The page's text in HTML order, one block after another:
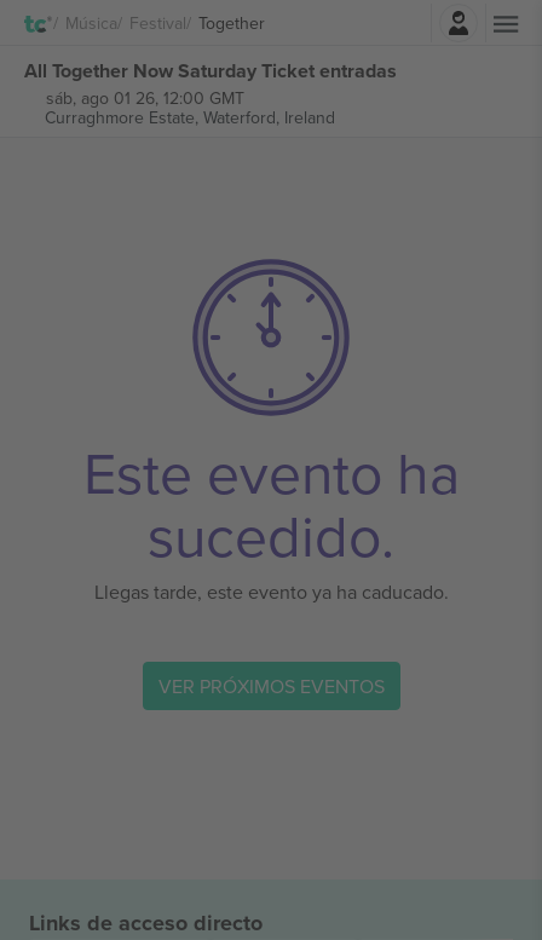
Música Festival Together
All Together Now Saturday Ticket entradas
sáb, ago 01 26, 12:00 GMT
Curraghmore Estate, Waterford, Ireland
Este evento ha
sucedido.
Llegas tarde, este evento ya ha caducado.
VER PRÓXIMOS EVENTOS
Links de acceso directo